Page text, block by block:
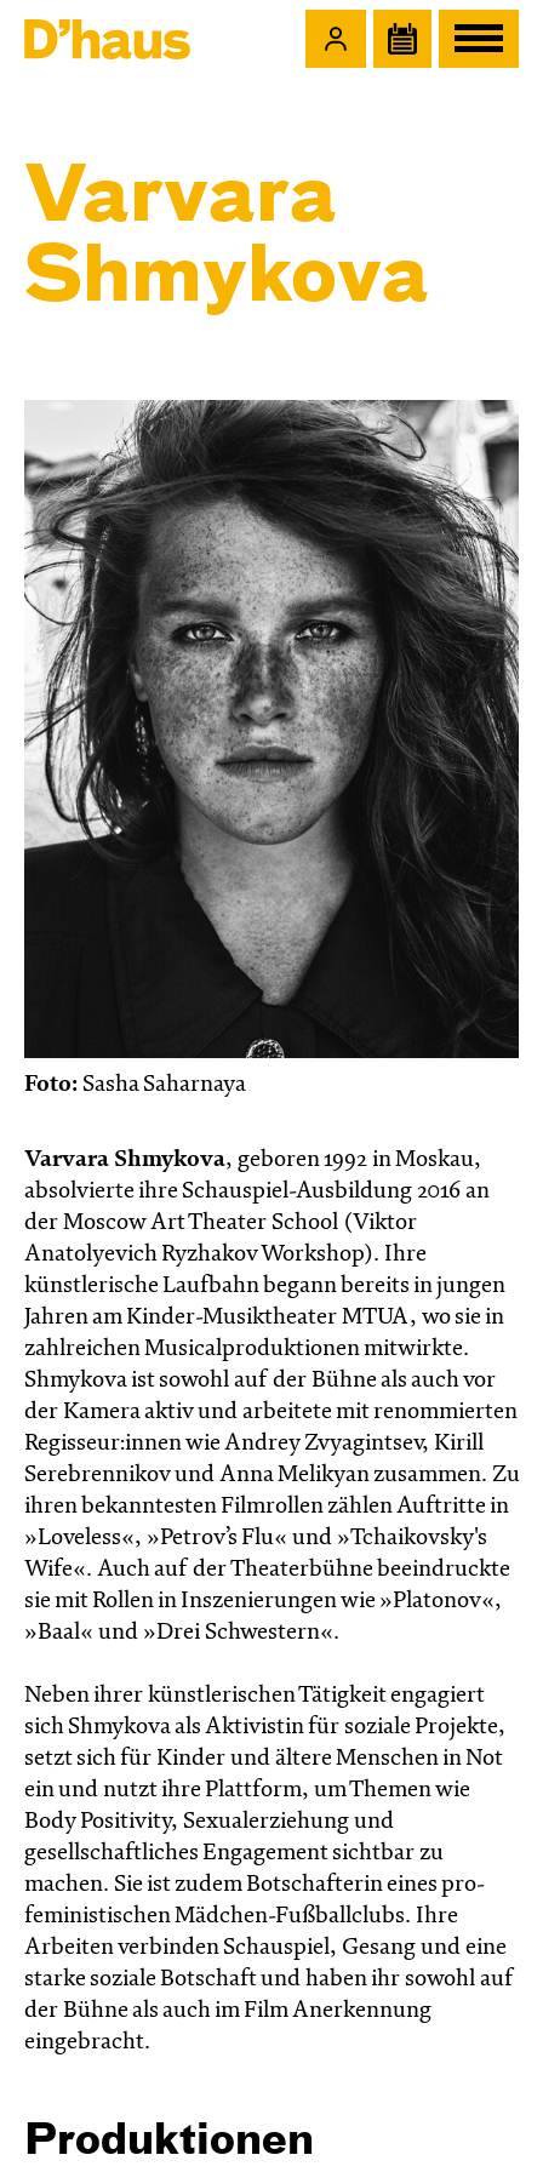
Varvara
Shmykova
Foto: Sasha Saharnaya
Varvara Shmykova, geboren 1992 in Moskau,
absolvierte ihre Schauspiel-Ausbildung 2016 an
der Moscow Art Theater School (Viktor
Anatolyevich Ryzhakov Workshop). Ihre
künstlerische Laufbahn begann bereits in jungen
Jahren am Kinder-Musiktheater MTUA, wo sie in
zahlreichen Musicalproduktionen mitwirkte.
Shmykova ist sowohl auf der Bühne als auch vor
der Kamera aktiv und arbeitete mit renommierten
Regisseur:innen wie Andrey Zvyagintsev, Kirill
Serebrennikov und Anna Melikyan zusammen. Zu
ihren bekanntesten Filmrollen zählen Auftritte in
»Loveless«, »Petrov’s Flu« und »Tchaikovsky's
Wife«. Auch auf der Theaterbühne beeindruckte
sie mit Rollen in Inszenierungen wie »Platonov«,
»Baal« und »Drei Schwestern«.
Neben ihrer künstlerischen Tätigkeit engagiert
sich Shmykova als Aktivistin für soziale Projekte,
setzt sich für Kinder und ältere Menschen in Not
ein und nutzt ihre Plattform, um Themen wie
Body Positivity, Sexualerziehung und
gesellschaftliches Engagement sichtbar zu
machen. Sie ist zudem Botschafterin eines pro-
feministischen Mädchen-Fußballclubs. Ihre
Arbeiten verbinden Schauspiel, Gesang und eine
starke soziale Botschaft und haben ihr sowohl auf
der Bühne als auch im Film Anerkennung
eingebracht.
Produktionen